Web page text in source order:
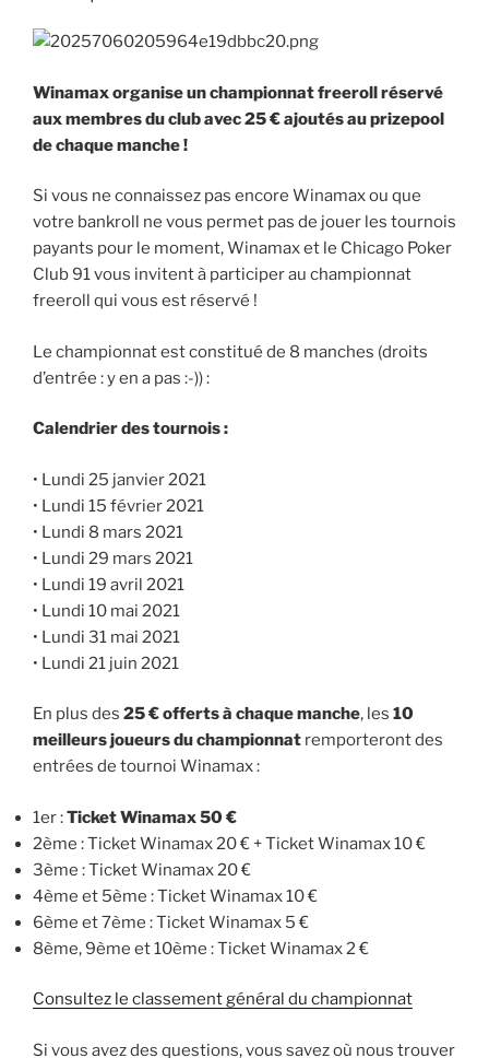
Winamax organise un championnat freeroll réservé
aux membres du club avec 25 € ajoutés au prizepool
de chaque manche !
Si vous ne connaissez pas encore Winamax ou que
votre bankroll ne vous permet pas de jouer les tournois
payants pour le moment, Winamax et le Chicago Poker
Club 91 vous invitent à participer au championnat
freeroll qui vous est réservé !
Le championnat est constitué de 8 manches (droits
d’entrée : y en a pas :-)) :
Calendrier des tournois :
• Lundi 25 janvier 2021
• Lundi 15 février 2021
• Lundi 8 mars 2021
• Lundi 29 mars 2021
• Lundi 19 avril 2021
• Lundi 10 mai 2021
• Lundi 31 mai 2021
• Lundi 21 juin 2021
En plus des 25 € offerts à chaque manche, les 10
meilleurs joueurs du championnat remporteront des
entrées de tournoi Winamax :
1er :Ticket Winamax 50 €
2ème : Ticket Winamax 20 € + Ticket Winamax 10 €
3ème : Ticket Winamax 20 €
4ème et 5ème : Ticket Winamax 10 €
6ème et 7ème : Ticket Winamax 5 €
8ème, 9ème et 10ème : Ticket Winamax 2 €
Consultez le classement général du championnat
Si vous avez des questions, vous savez où nous trouver